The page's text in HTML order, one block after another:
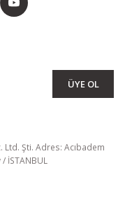
ÜYE OL
Ltd. Şti. Adres: Acıbadem
İSTANBUL